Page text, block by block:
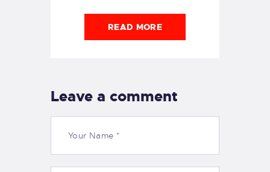
READ MORE
Leave a comment